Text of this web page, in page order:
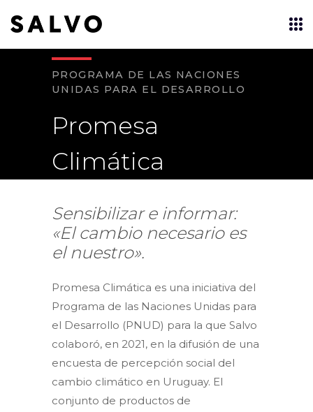
PROGRAMA DE LAS NACIONES
UNIDAS PARA EL DESARROLLO
Promesa
Climática
Sensibilizar e informar:
«El cambio necesario es
el nuestro».
Promesa Climática es una iniciativa del
Programa de las Naciones Unidas para
el Desarrollo (PNUD) para la que Salvo
colaboró, en 2021, en la difusión de una
encuesta de percepción social del
cambio climático en Uruguay. El
conjunto de productos de